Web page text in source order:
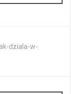
dziala-w-